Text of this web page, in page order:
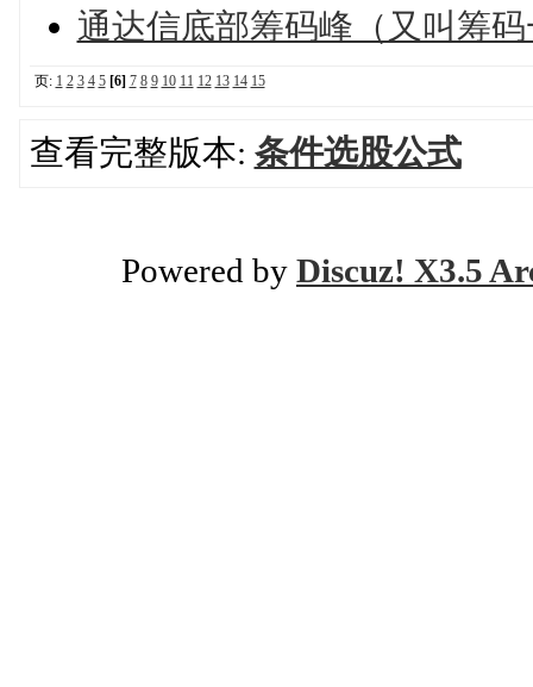
通达信底部筹码峰（又叫筹
页: 1 2 3 4 5 [6] 7 8 9 10 11 12 13 14 15
查看完整版本: 条件选股公式
Powered by Discuz! X3.5